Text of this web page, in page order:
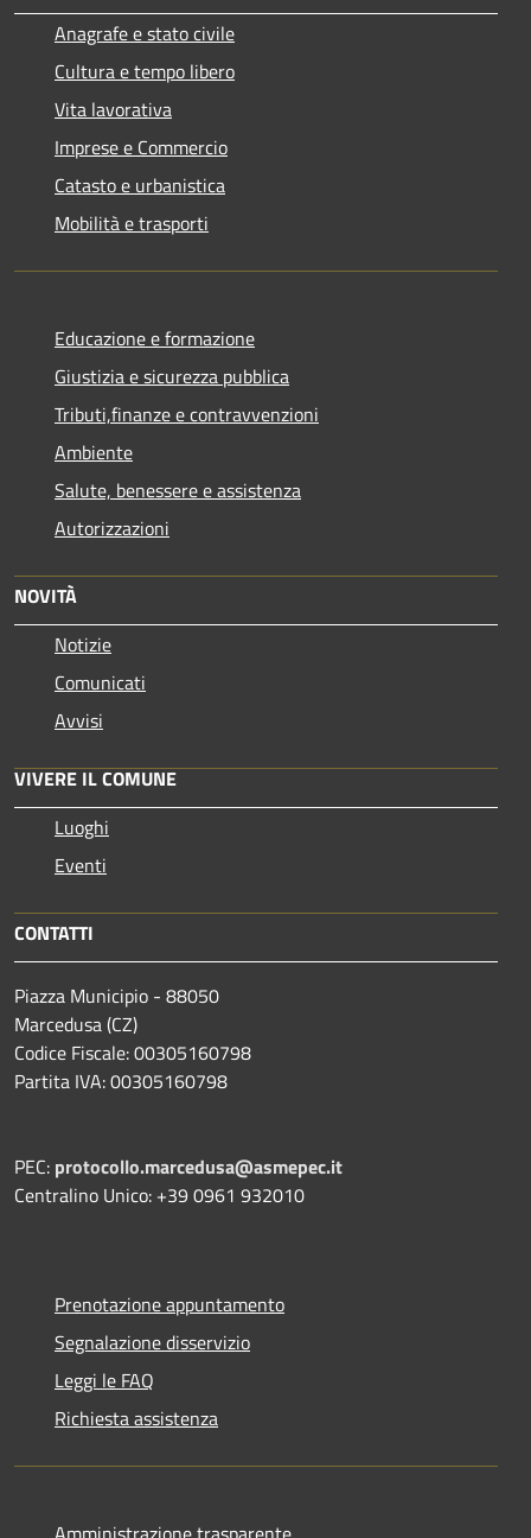
Anagrafe e stato civile
Cultura e tempo libero
Vita lavorativa
Imprese e Commercio
Catasto e urbanistica
Mobilità e trasporti
Educazione e formazione
Giustizia e sicurezza pubblica
Tributi,finanze e contravvenzioni
Ambiente
Salute, benessere e assistenza
Autorizzazioni
NOVITÀ
Notizie
Comunicati
Avvisi
VIVERE IL COMUNE
Luoghi
Eventi
CONTATTI
Piazza Municipio - 88050
Marcedusa (CZ)
Codice Fiscale: 00305160798
Partita IVA: 00305160798
PEC: protocollo.marcedusa@asmepec.it
Centralino Unico: +39 0961 932010
Prenotazione appuntamento
Segnalazione disservizio
Leggi le FAQ
Richiesta assistenza